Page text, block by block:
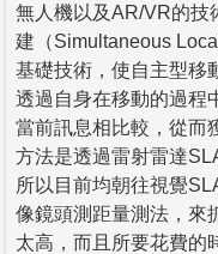
無人機以及AR/VR的技
建（Simultaneous
基礎技術，使自主型移
透過自身在移動的過程
當前訊息相比較，從而
方法是透過雷射雷達
所以目前均朝往視覺
像鏡頭測距量測法，來
太高，而且所要花費的